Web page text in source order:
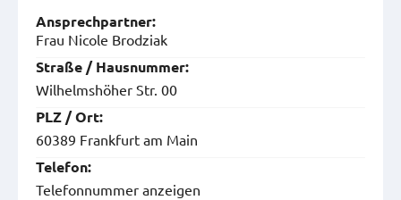
Ansprech­partner:
Frau Nicole Brodziak
Straße / Hausnummer:
Wilhelmshöher Str. 00
PLZ / Ort:
60389 Frankfurt am Main
Telefon:
Telefonnummer anzeigen